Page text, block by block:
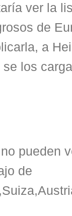
ver la
de
a
los
pueden
de